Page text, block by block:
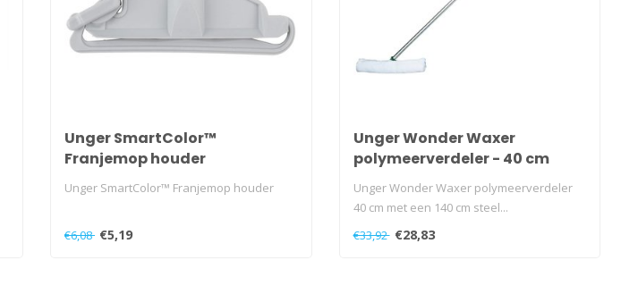
Unger SmartColor™
Franjemop houder
Unger SmartColor™ Franjemop houder
€6,08 €5,19
Unger Wonder Waxer
polymeerverdeler - 40 cm
Unger Wonder Waxer polymeerverdeler
40 cm met een 140 cm steel...
€33,92 €28,83